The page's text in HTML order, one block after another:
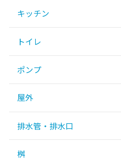
キッチン
トイレ
ポンプ
屋外
排水管・排水口
桝